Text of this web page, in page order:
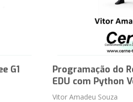
G1
Programação do
EDU com Python
Vitor Amadeu Souza